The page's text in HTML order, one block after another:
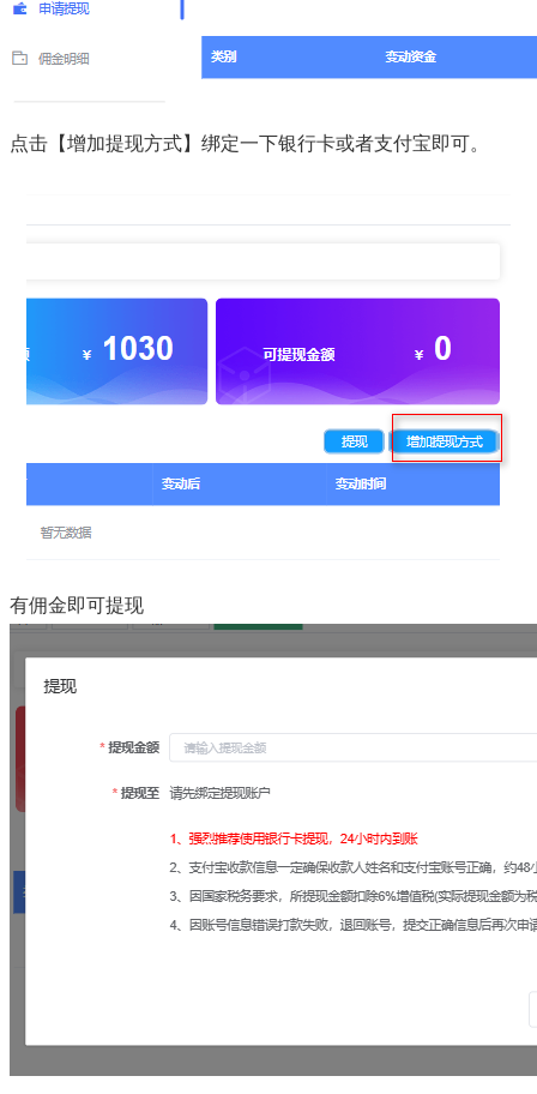
点击【增加提现方式】绑定一下银行卡或者支付宝即可。
有佣金即可提现